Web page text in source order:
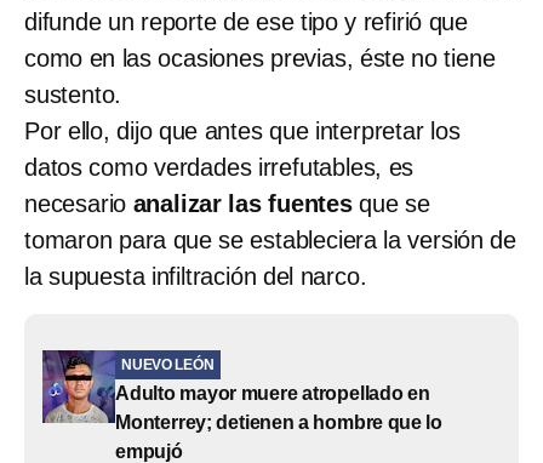
difunde un reporte de ese tipo y refirió que
como en las ocasiones previas, éste no tiene
sustento.
Por ello, dijo que antes que interpretar los
datos como verdades irrefutables, es
necesario analizar las fuentesque se
tomaron para que se estableciera la versión de
la supuesta infiltración del narco.
NUEVO LEÓN
Adulto mayor muere atropellado en
Monterrey; detienen a hombre que lo
empujó